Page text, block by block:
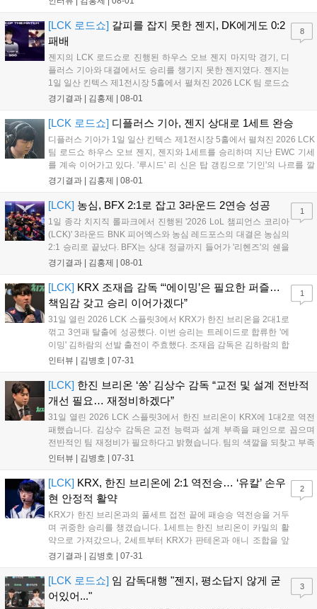
이다. Q. 오늘 경기에 대한 총평...
[LCK 로드쇼] 갈피를 잡지 못한 젠지, DK에게도 0:2
패배
젠지의 LCK 로드쇼로 진행된 하우스 오브 젠지 마지막 경기, 디
플러스 기아와 대결에서도 승리를 챙기지 못한 젠지였다. 젠지는
1일 일산 킨텍스 제1전시장 5홀에서 펼쳐진 2026 LCK 팀 로드쇼
하우스 오브 젠지 디플러스 기아와 3라운드 경기에서 0:2로 완패
부터 바텀, 탑 모두 교전이...
경기결과 | 김홍제 | 08-01
8
[LCK 로드쇼] 디플러스 기아, 젠지 상대로 1세트 완승
디플러스 기아가 1일 일산 킨텍스 제1전시장 5홀에서 펼쳐진 2026 LCK
팀 로드쇼 하우스 오브 젠지, 젠지와 1세트를 승리하며 지난 EWC 기세
를 계속 이어가고 있다. '루시드' 리 신은 탑 갱킹으로 '기인'의 나르를 깔
끔하게 잡았다. 그리고 '캐니언'의 스카너가 바텀으로 향했을 때 리 신이
경기결과 | 김홍제 | 08-01
[LCK] 농심, BFX 2:1로 잡고 3라운드 2연승 성공
1일 종각 치지직 롤파크에서 진행된 '2026 LoL 챔피언스 코리아
(LCK)' 3라운드 BNK 피어엑스와 농심 레드포스의 대결은 농심의
2:1 승리로 끝났다. BFX는 상대 정글까지 들어가 '리헨즈'의 쉔을
잡고 먼저 첫 킬을 따냈다. '랩터'의 자르반은 탑으로 향해 '킹겐'의
만 농심이 자르반...
경기결과 | 김홍제 | 08-01
1
[LCK] KRX 조재읍 감독 “‘에이밍’은 필요한 퍼즐…
책임감 갖고 승리 이어가겠다”
31일 열린 2026 LCK 스플릿3에서 KRX가 한진 브리온을 2대1로
꺾고 3연패 탈출에 성공했다. 이번 승리는 트레이드로 합류한 '에
이밍' 김하람의 선발 출전이 주효했다. 조재읍 감독은 김하람의 합
류가 팀의 미드-정글진에 큰 도움이 될 것이라며 만족감을 표했
기에서도 좋은 성적을 거두기 위해 철저히 준비하겠다는 포부를
밝혔다....
인터뷰 | 김병호 | 07-31
1
[LCK] 한진 브리온 ‘쏭’ 김상수 감독 “교전 및 설계 전반적
개선 필요… 재정비하겠다”
31일 열린 2026 LCK 스플릿3에서 한진 브리온이 KRX에 1대2로 역전
패했습니다. 김상수 감독은 교전 능력과 설계 부족을 패인으로 꼽으며
전반적인 팀 재정비가 필요하다고 밝혔습니다. 팀의 색깔을 되찾고 부족
한 점을 보완해 다음 경기에서는 반드시 발전된 모습으로 돌아오겠다고
분석과 회의를 통해 경기력을 개선하겠다는 의지를 보였습니다....
인터뷰 | 김병호 | 07-31
[LCK] KRX, 한진 브리온에 2:1 역전승… ‘유칼’ 손우
현 안정적 활약
KRX가 한진 브리온과의 풀세트 접전 끝에 패승승 역전승을 거두
며 귀중한 승리를 챙겼습니다. 1세트는 한진 브리온이 카밀의 활
약으로 가져갔으나, 2세트부터 KRX가 판테온과 애니 조합을 앞
세워 반격했습니다. 마지막 3세트에서 프로그의 슈퍼플레이로 승
유칼의 안정적인 활약이 돋보인 이번 경기는 향후 리그 순위 경쟁
에 큰 영향을 미칠 전망입니다....
경기결과 | 김병호 | 07-31
2
[LCK 로드쇼] 임 감독대행 "젠지, 평소답지 않게 굳
어있어..."
3